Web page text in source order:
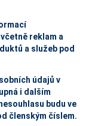
reklam a
a služeb pod
údajů v
i dalším
budu ve
členským číslem.